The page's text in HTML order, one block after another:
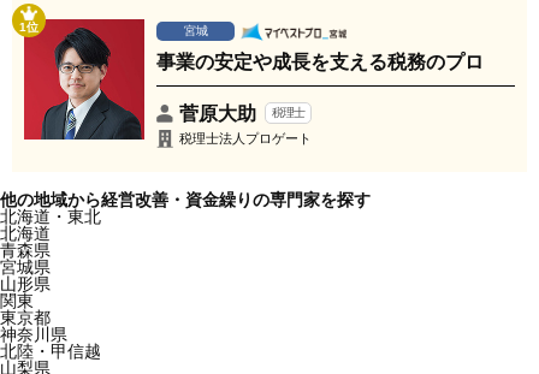
1位 宮城
事業の安定や成長を支える税務のプロ
菅原大助 税理士
税理士法人プロゲート
他の地域から経営改善・資金繰りの専門家を探す
北海道・東北
北海道
青森県
宮城県
山形県
関東
東京都
神奈川県
北陸・甲信越
山梨県